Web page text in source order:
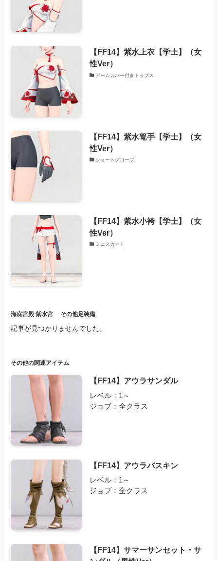
【FF14】紫水上衣【学士】（女
性Ver）
アームカバー付きトップス
【FF14】紫水篭手【学士】（女
性Ver）
ショートグローブ
【FF14】紫水小袴【学士】（女
性Ver）
ミニスカート
海底宮殿 紫水宮 その他足装備
記事が見つかりませんでした。
その他の関連アイテム
【FF14】アウラサンダル
レベル：1～
ジョブ：全クラス
【FF14】アウラバスキン
レベル：1～
ジョブ：全クラス
【FF14】サマーサンセット・サ